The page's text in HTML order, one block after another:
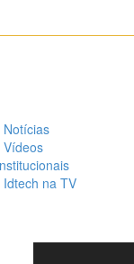
Notícias
Vídeos
Idtech na TV